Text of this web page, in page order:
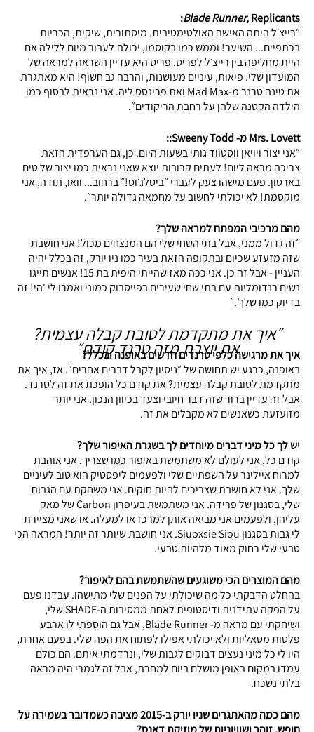
Blade Runner, Replicants:
״רייצ׳ל היתה האישה האולטימטיבית. מיסתורית, שיקית, הכריות
בכתפיים... השיער! וממש כמו בקוסמו, יכולת לעבור מיום ללילה אם
היית מחליפה בין רייצ׳ל לפריס. פריס היא עדיין השראה למראה של
המועדון שלי. פיאות, עיניים מעושנות, והרבה גב חשוף! היא מאתגרת
את טינה טרנר מ-Mad Max ואת פרינסס ליה. אני נראית לבסוף כמו
הילדה הקטנה שלהן על רחבת הריקודים״.
Mrs. Lovett מ- Sweeny Todd::
״אני יצור ויויאן ווסטווד גותי בשעות היום. כן, גם הערפדית הזאת
צריכה מראה ליום! לעתים קרובות יוצא שאני נראית כמו יצור של טים
בארטון. פעם מישהו צעק לעברי ״ביטלג׳וס!״ ברחוב... וואו, תודה, אני
מוקסמת! לא יכולתי לחשוב על מחמאה גדולה יותר״.
מהם מרכיבי המפתח למראה שלך?
״זה גדול ממני, אבל בתי השחי שלי הם המנצחים מכול! אני חושבת
שזה מזעזע שכיום ובתקופה הזאת בעיר כמו ניו יורק, זה בכלל יהיה
העניין - אבל זה כן. אני ככה מאז שהייתי היפית בת 15! אנשים תייגו
נשים רנדומליות עם בתי שחי שעירים בפייסבוק כמוני ואמרו לי 'הי! זה
בדיוק כמו שלך'.״
״איך את מתקדמת לטובת קבלה עצמית?
את יוצרת מזה טרנד קודם״
איך את מרגישה כלפי טרנדים חדשים באופנה ובכלל?
באופנה, כרגע יש תחושה של ״ניסיון לקבל דברים אחרים״. אז, איך את
מתקדמת לטובת קבלה עצמית? את קודם כל הופכת את זה לטרנד.
אבל זה עדיין ברור שזה דבר חיובי וצעד בכיוון הנכון. אני יותר
מזועזעת כשאנשים לא מקבלים את זה.
יש לך כל מיני דברים מיוחדים לך בשגרת האיפור שלך?
קודם כל, אני לעולם לא משתמשת באיפור כמו שצריך. אני אוהבת
למרוח איילינר על השפתיים שלי ולפעמים ליפסטיק הוא טוב לעיניים
שלך. אני לא חושבת שצריכים להיות חוקים. אני משחקת עם הגבות
שלי, בסגנון של פרידה. אני משתמשת בעיפרון Carbon של מאק
עליהן, ולפעמים אני מביאה אותן למרכז או למעלה. או שאני מציירת
לי גבות בסגנון Siuoxsie Siou. אני חושבת שיותר זה יותר! המראה הכי
טבעי שלי רחוק מאוד מלהיות טבעי.
מהם המוצרים הכי משוגעים שהשתמשת בהם לאיפור?
בהחלט הדבקתי כל מה שיכולתי על הפנים שלי מתישהו. עבדנו פעם
על הפקה עתידנית ודיסטופית לאחת ממסיבות ה-SHADE שלי,
ושיחקתי עם מראה מ- Blade Runner, אבל גם הוספתי לו ארבע
פלטות מטאליות ולא יכולתי אפילו לפתוח את הפה שלי. בפעם אחרת,
היו לי כל מיני נעצים דבוקים לגבות שלי, ונרדמתי איתם. הם כולם
עמדו במקום באופן מושלם ביום למחרת, אבל זה לגמרי היה מראה
בלתי נשכח.
מהם כמה מהאתגרים שניו יורק ב-2015 מציבה כשמדובר בשמירה על